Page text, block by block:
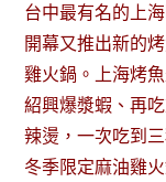
台中最有名的上
開幕又推出新的
雞火鍋。上海烤
紹興爆漿蝦、再
辣燙，一次吃到
冬季限定麻油雞